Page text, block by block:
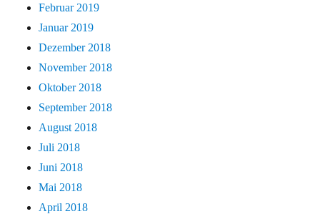
Februar 2019
Januar 2019
Dezember 2018
November 2018
Oktober 2018
September 2018
August 2018
Juli 2018
Juni 2018
Mai 2018
April 2018